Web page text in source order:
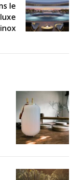
le